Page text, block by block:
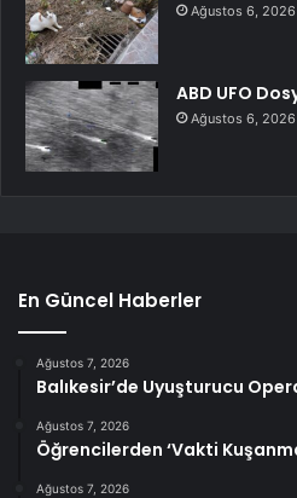
Ağustos 6, 2026
ABD UFO
Ağustos 6, 2026
En Güncel Haberler
Ağustos 7, 2026
Balıkesir’de Uyuşturucu
Ağustos 7, 2026
Öğrencilerden ‘Vakti
Ağustos 7, 2026